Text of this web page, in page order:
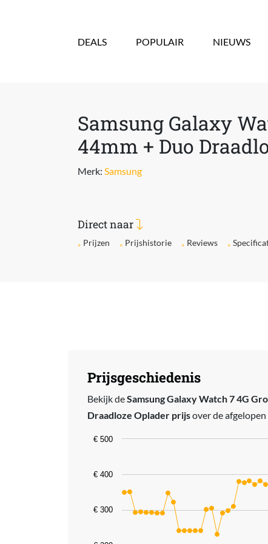
DEALS POPULAIR NIEUWS
Samsung Galaxy
44mm + Duo
Merk: Samsung
Direct naar
Prijzen Prijshistorie Reviews
Prijsgeschiedenis
Bekijk deSamsung Galaxy Watch 7 4G
Draadloze Oplader prijsover de afgelopen
Chart
The chart has 1 X axis displaying
The chart has 1 Y axis displaying
€ 300
€ 400
€ 500